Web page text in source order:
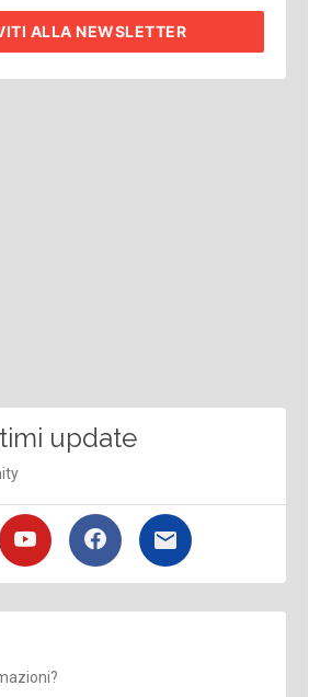
ALLA NEWSLETTER
update